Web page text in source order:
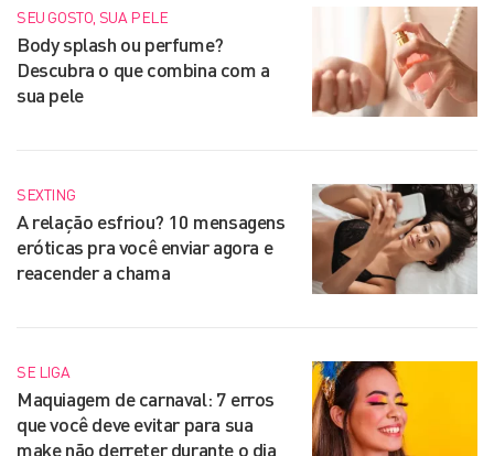
SEU GOSTO, SUA PELE
Body splash ou perfume?
Descubra o que combina com a
sua pele
SEXTING
A relação esfriou? 10 mensagens
eróticas pra você enviar agora e
reacender a chama
SE LIGA
Maquiagem de carnaval: 7 erros
que você deve evitar para sua
make não derreter durante o dia